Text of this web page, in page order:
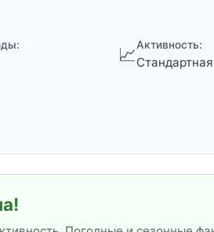
📈Активность:
Стандартная